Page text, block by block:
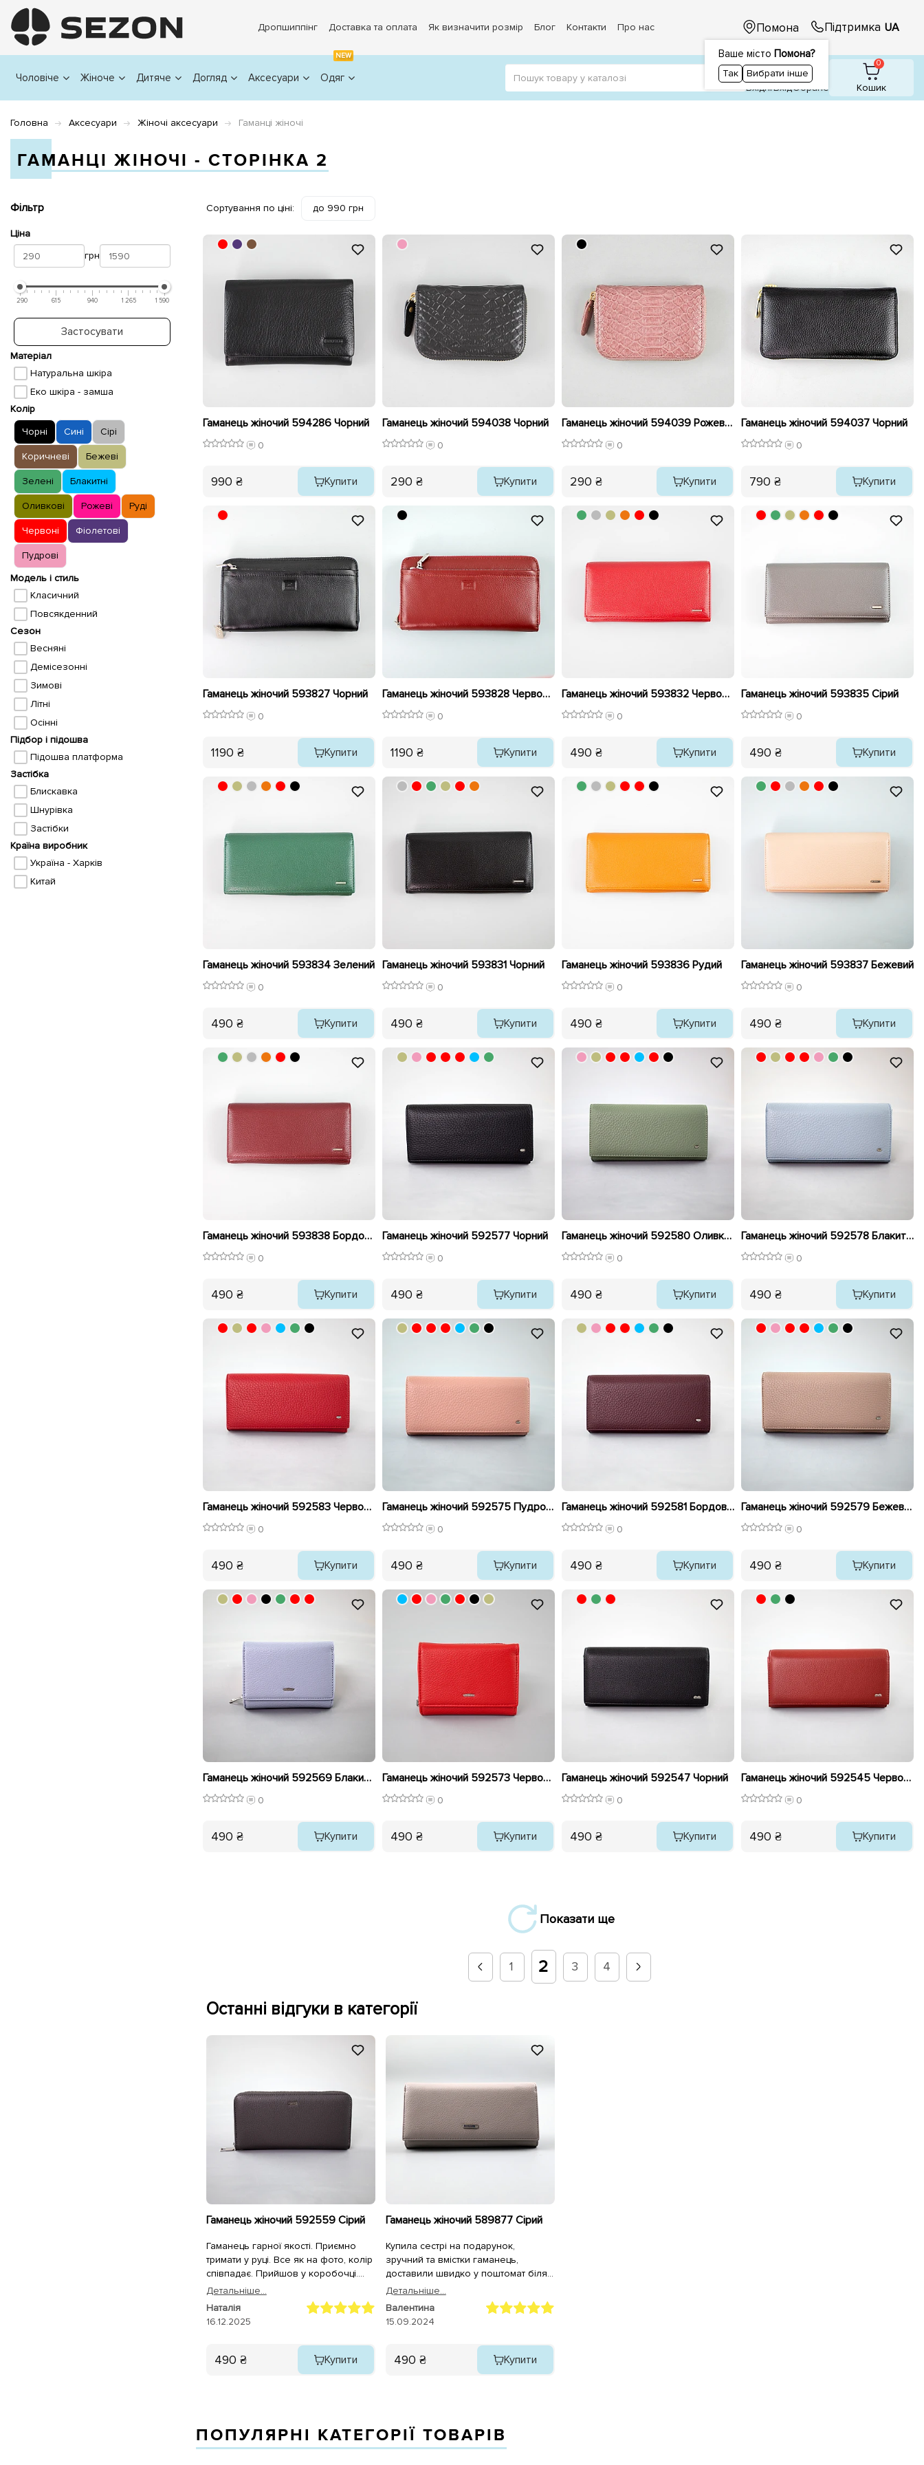
Дропшиппінг Доставка та оплата Як визначити розмір Блог Контакти Про нас Помона
Ваше місто Помона?
Так Вибрати інше
Підтримка UA
Чоловіче Жіноче Дитяче Догляд Аксесуари
NEW
Одяг
1
ВхідніВхiдОбране
0
Кошик
Головна Аксесуари Жіночі аксесуари Гаманці жіночі
ГАМАНЦІ ЖІНОЧІ - СТОРІНКА 2
Фільтр
Ціна
грн
290 615 940 1 265 1 590
Застосувати
Матеріал
Натуральна шкіра
Еко шкіра - замша
Колір
Чорні
Сині Сірі
Коричневі Бежеві
Зелені Блакитні
Оливкові Рожеві Руді
Червоні Фіолетові
Пудрові
Модель і стиль
Класичний
Повсякденний
Сезон
Весняні
Демісезонні
Зимові
Літні
Осінні
Підбор і підошва
Підошва платформа
Застібка
Блискавка
Шнурівка
Застібки
Країна виробник
Україна - Харків
Китай
Сортування по ціні: до 990 грн
Гаманець жіночий 594286 Чорний
0
990 ₴ Купити
Гаманець жіночий 594038 Чорний
0
290 ₴ Купити
Гаманець жіночий 594039 Рожевий
0
290 ₴ Купити
Гаманець жіночий 594037 Чорний
0
790 ₴ Купити
Гаманець жіночий 593827 Чорний
0
1190 ₴ Купити
Гаманець жіночий 593828 Червоний
0
1190 ₴ Купити
Гаманець жіночий 593832 Червоний
0
490 ₴ Купити
Гаманець жіночий 593835 Сірий
0
490 ₴ Купити
Гаманець жіночий 593834 Зелений
0
490 ₴ Купити
Гаманець жіночий 593831 Чорний
0
490 ₴ Купити
Гаманець жіночий 593836 Рудий
0
490 ₴ Купити
Гаманець жіночий 593837 Бежевий
0
490 ₴ Купити
Гаманець жіночий 593838 Бордовий
0
490 ₴ Купити
Гаманець жіночий 592577 Чорний
0
490 ₴ Купити
Гаманець жіночий 592580 Оливковий
0
490 ₴ Купити
Гаманець жіночий 592578 Блакитний
0
490 ₴ Купити
Гаманець жіночий 592583 Червоний
0
490 ₴ Купити
Гаманець жіночий 592575 Пудровий
0
490 ₴ Купити
Гаманець жіночий 592581 Бордовий
0
490 ₴ Купити
Гаманець жіночий 592579 Бежевий
0
490 ₴ Купити
Гаманець жіночий 592569 Блакитний
0
490 ₴ Купити
Гаманець жіночий 592573 Червоний
0
490 ₴ Купити
Гаманець жіночий 592547 Чорний
0
490 ₴ Купити
Гаманець жіночий 592545 Червоний
0
490 ₴ Купити
Показати ще
1 2 3 4
Останні відгуки в категорії
Гаманець жіночий 592559 Сірий
Гаманець гарної якості. Приємно
тримати у руці. Все як на фото, колір
співпадає. Прийшов у коробочці.
Дуже швидка відправка.
Детальнiше...
Наталія
16.12.2025
490 ₴ Купити
Гаманець жіночий 589877 Сірий
Купила сестрі на подарунок,
зручний та вмістки гаманець,
доставили швидко у поштомат біля
будинку.
Детальнiше...
Валентина
15.09.2024
490 ₴ Купити
ПОПУЛЯРНІ КАТЕГОРІЇ ТОВАРІВ